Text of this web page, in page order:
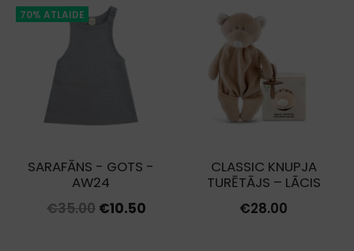
70% ATLAIDE
SARAFĀNS - GOTS -
AW24
€35.00 Original
€10.50
CLASSIC KNUPJA
TURĒTĀJS – LĀCIS
€28.00